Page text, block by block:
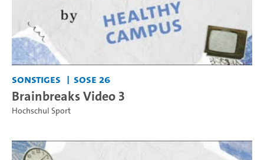
Sonstiges SoSe 26
Brainbreaks Video 3
Hochschul Sport